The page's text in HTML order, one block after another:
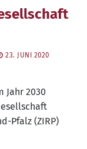
23. JUNI 2020
Jahr 2030
Pfalz (ZIRP)